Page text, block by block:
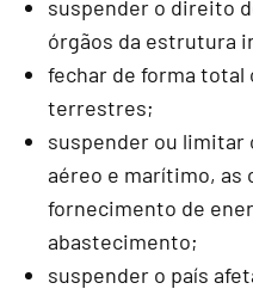
suspender o direito
órgãos da estrutura
fechar de forma
terrestres;
suspender ou limitar
aéreo e marítimo, as
fornecimento de
abastecimento;
suspender o país